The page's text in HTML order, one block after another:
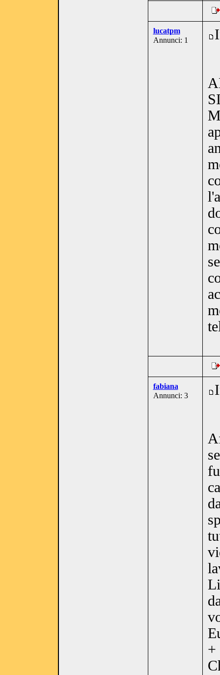
lucatpm
Annunci: 1
fabiana
Annunci: 3
+